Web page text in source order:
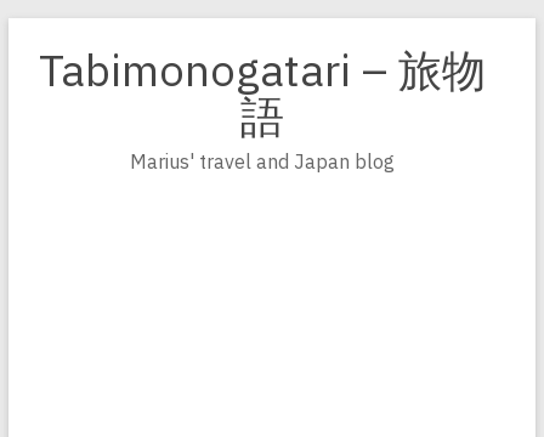
Inhalt
springen
Tabimonogatari – 旅物
語
Marius' travel and Japan blog